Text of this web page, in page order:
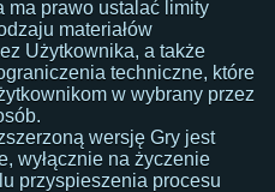
ma prawo ustalać limity
materiałów
Użytkownika, a także
techniczne, które
w wybrany przez
wersję Gry jest
wyłącznie na życzenie
przyspieszenia procesu